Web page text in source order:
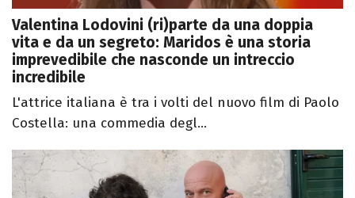
Valentina Lodovini (ri)parte da una doppia
vita e da un segreto: Maridos è una storia
imprevedibile che nasconde un intreccio
incredibile
L'attrice italiana è tra i volti del nuovo film di Paolo
Costella: una commedia degl...